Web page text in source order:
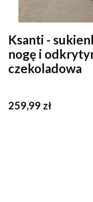
Ksanti -
nogę i
czekoladowa
Cena
259,99 zł